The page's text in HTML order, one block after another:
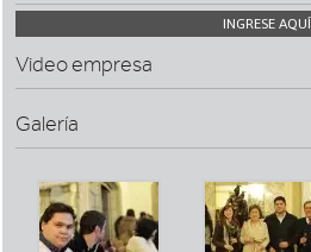
INGRESE AQUÍ
Video empresa
Galería